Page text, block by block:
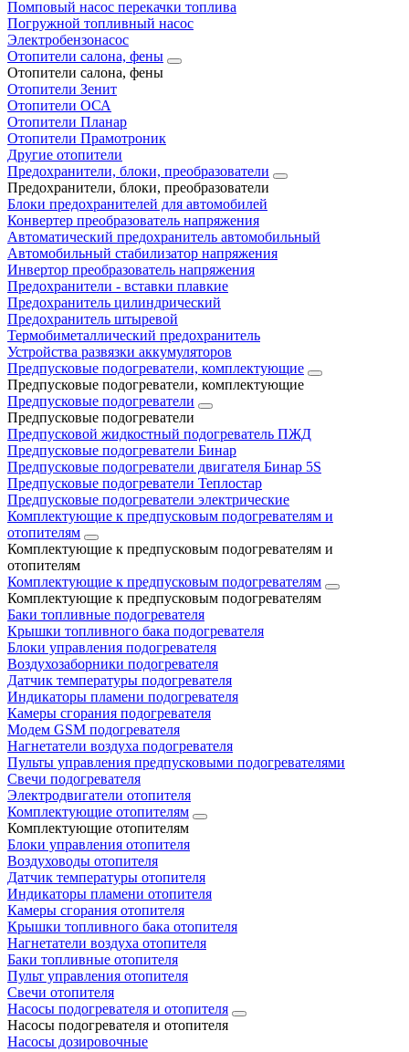
Помповый насос перекачки топлива
Погружной топливный насос
Электробензонасос
Отопители салона, фены
Отопители салона, фены
Отопители Зенит
Отопители ОСА
Отопители Планар
Отопители Прамотроник
Другие отопители
Предохранители, блоки, преобразователи
Предохранители, блоки, преобразователи
Блоки предохранителей для автомобилей
Конвертер преобразователь напряжения
Автоматический предохранитель автомобильный
Автомобильный стабилизатор напряжения
Инвертор преобразователь напряжения
Предохранители - вставки плавкие
Предохранитель цилиндрический
Предохранитель штыревой
Термобиметаллический предохранитель
Устройства развязки аккумуляторов
Предпусковые подогреватели, комплектующие
Предпусковые подогреватели, комплектующие
Предпусковые подогреватели
Предпусковые подогреватели
Предпусковой жидкостный подогреватель ПЖД
Предпусковые подогреватели Бинар
Предпусковые подогреватели двигателя Бинар 5S
Предпусковые подогреватели Теплостар
Предпусковые подогреватели электрические
Комплектующие к предпусковым подогревателям и
отопителям
Комплектующие к предпусковым подогревателям и
отопителям
Комплектующие к предпусковым подогревателям
Комплектующие к предпусковым подогревателям
Баки топливные подогревателя
Крышки топливного бака подогревателя
Блоки управления подогревателя
Воздухозаборники подогревателя
Датчик температуры подогревателя
Индикаторы пламени подогревателя
Камеры сгорания подогревателя
Модем GSM подогревателя
Нагнетатели воздуха подогревателя
Пульты управления предпусковыми подогревателями
Свечи подогревателя
Электродвигатели отопителя
Комплектующие отопителям
Комплектующие отопителям
Блоки управления отопителя
Воздуховоды отопителя
Датчик температуры отопителя
Индикаторы пламени отопителя
Камеры сгорания отопителя
Крышки топливного бака отопителя
Нагнетатели воздуха отопителя
Баки топливные отопителя
Пульт управления отопителя
Свечи отопителя
Насосы подогревателя и отопителя
Насосы подогревателя и отопителя
Насосы дозировочные